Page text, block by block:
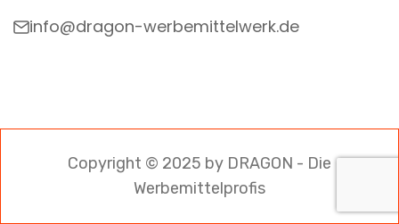
info@dragon-werbemittelwerk.de
Copyright © 2025 by DRAGON - Die
Werbemittelprofis